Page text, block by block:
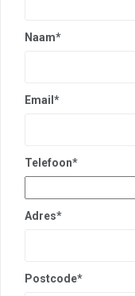
Naam*
Email*
Telefoon*
Adres*
Postcode*